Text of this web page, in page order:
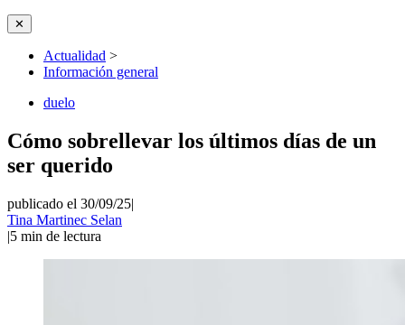
✕
Actualidad >
Información general
duelo
Cómo sobrellevar los últimos días de un
ser querido
publicado el 30/09/25|
Tina Martinec Selan
|5 min de lectura